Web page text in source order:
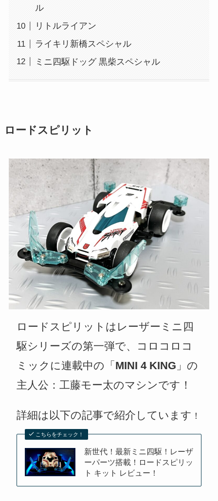
ル
リトルライアン
ライキリ新橋スペシャル
ミニ四駆ドッグ 黒柴スペシャル
ロードスピリット
ロードスピリットはレーザーミニ四
駆シリーズの第一弾で、コロコロコ
ミックに連載中の「 MINI 4 KING 」の
主人公：工藤モー太のマシンです！
詳細は以下の記事で紹介しています ！
こちらをチェック！
新世代！最新ミニ四駆！レーザ
ーパーツ搭載！ロードスピリッ
ト キット レビュー！